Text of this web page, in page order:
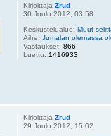
KirjoittajaZrud
30 Joulu 2012, 03:58
Keskustelualue:Muut
Aihe:Jumalan olemassa
Vastaukset:866
Luettu: 1416933
KirjoittajaZrud
29 Joulu 2012, 15:02